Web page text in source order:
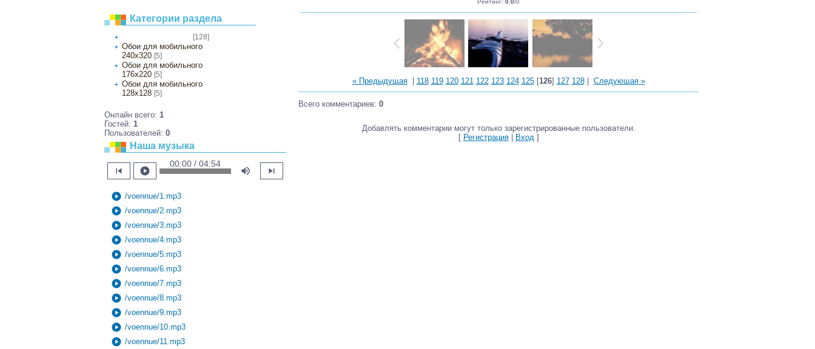
Категории раздела
[128]
Обои для мобильного
240х320 [5]
Обои для мобильного
176х220 [5]
Обои для мобильного
128х128 [5]
Онлайн всего: 1
Гостей: 1
Пользователей: 0
Наша музыка
skip_previous play_circle
00:00 / 04:54
volume_up skip_next
play_circle /voennue/1.mp3
play_circle /voennue/2.mp3
play_circle /voennue/3.mp3
play_circle /voennue/4.mp3
play_circle /voennue/5.mp3
play_circle /voennue/6.mp3
play_circle /voennue/7.mp3
play_circle /voennue/8.mp3
play_circle /voennue/9.mp3
play_circle /voennue/10.mp3
play_circle /voennue/11.mp3
Рейтинг: 0.0/0
« Предыдущая| 118 119 120 121 122 123 124 125[126] 127 128| Следующая »
Всего комментариев: 0
Добавлять комментарии могут только зарегистрированные пользователи.
[ Регистрация| Вход ]